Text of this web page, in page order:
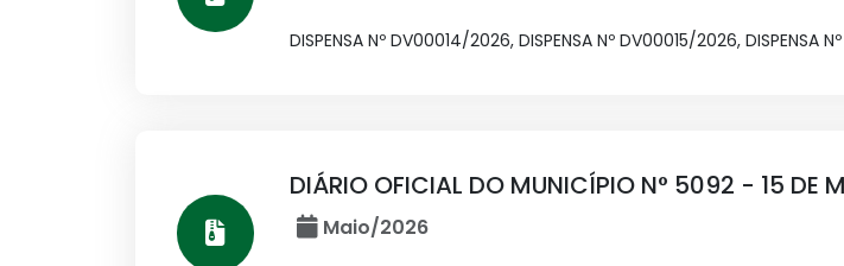
DISPENSA Nº DV00014/2026, DISPENSA Nº DV00015/2026, DISPENSA
DIÁRIO OFICIAL DO MUNICÍPIO N° 5092 - 15 DE
Maio/2026